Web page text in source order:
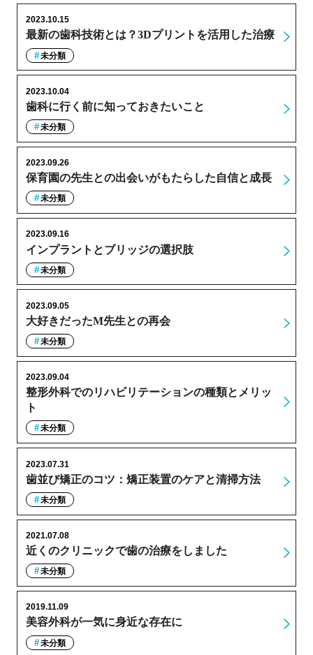
最新の歯科技術とは？3Dプリントを活用した治療
2023.10.15
未分類
歯科に行く前に知っておきたいこと
2023.10.04
未分類
保育園の先生との出会いがもたらした自信と成長
2023.09.26
未分類
インプラントとブリッジの選択肢
2023.09.16
未分類
大好きだったM先生との再会
2023.09.05
未分類
整形外科でのリハビリテーションの種類とメリッ
ト
2023.09.04
未分類
歯並び矯正のコツ：矯正装置のケアと清掃方法
2023.07.31
未分類
近くのクリニックで歯の治療をしました
2021.07.08
未分類
美容外科が一気に身近な存在に
2019.11.09
未分類